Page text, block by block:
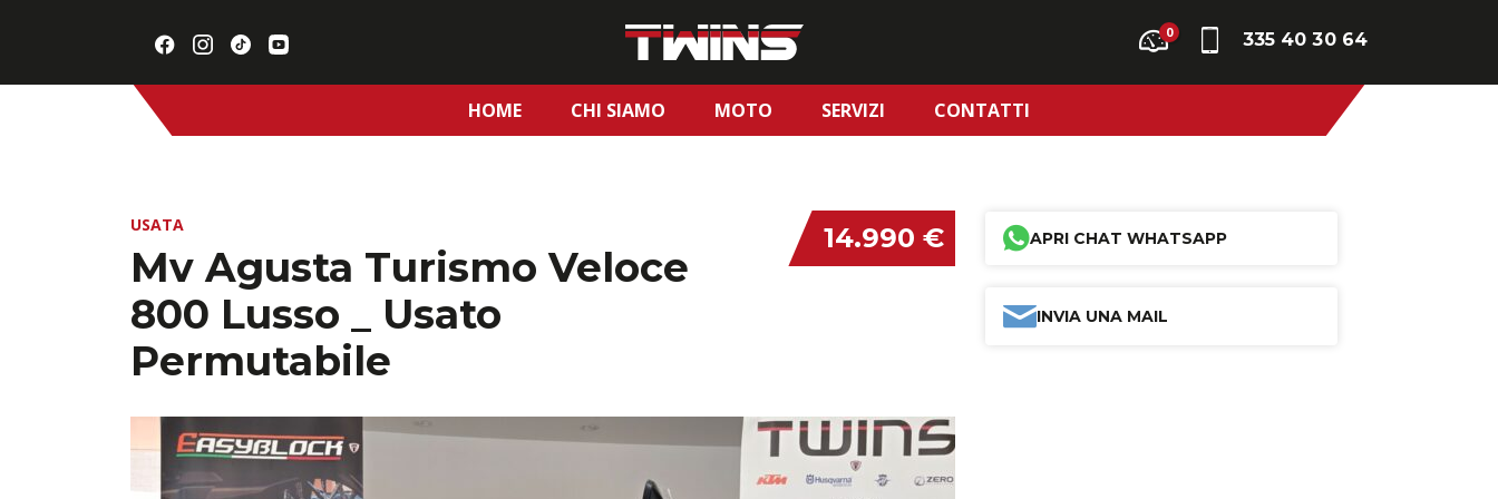
335 40 30 64
0
HOME CHI SIAMO MOTO SERVIZI CONTATTI
USATA
Mv Agusta Turismo Veloce
800 Lusso _ Usato
Permutabile
14.990 € APRI CHAT WHATSAPP
INVIA UNA MAIL